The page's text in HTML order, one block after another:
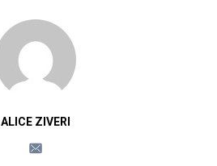
ALICE ZIVERI